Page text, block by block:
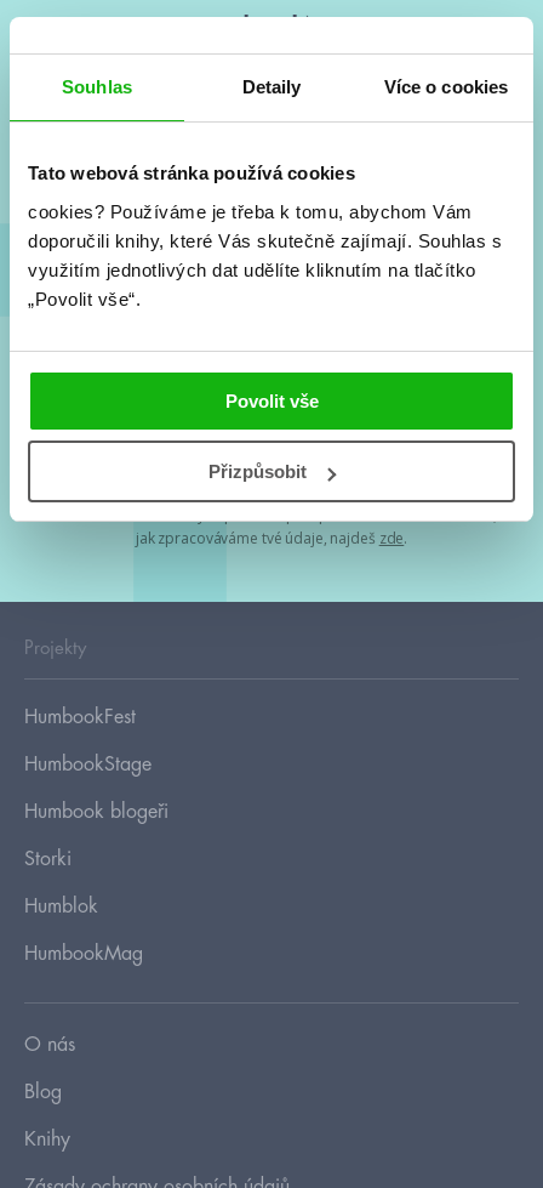
Souhlas Detaily Více o cookies
Tato webová stránka používá cookies
cookies? Používáme je třeba k tomu, abychom Vám
doporučili knihy, které Vás skutečně zajímají. Souhlas s
využitím jednotlivých dat udělíte kliknutím na tlačítko
„Povolit vše“.
Povolit vše
Přizpůsobit
Vše kolem #youngadult každý měsíc rovnou do mailu!
a seriálové adaptace a další.
Souhlasím spodmínkami zpracování osobních údajů
Tvá e-mailová adresa je u nás v bezpečí. Přečti si
jak zpracováváme tvé údaje, najdeš zde.
Projekty
HumbookFest
HumbookStage
Humbook blogeři
Storki
Humblok
HumbookMag
O nás
Blog
Knihy